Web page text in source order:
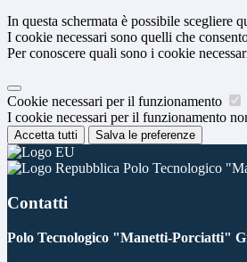
In questa schermata è possibile scegliere
I cookie necessari sono quelli che
Per conoscere quali sono i cookie
Cookie necessari per il funzionamento
I cookie necessari per il funzionamento
Accetta tutti Salva le preferenze
Polo Tecnologico
Contatti
Polo Tecnologico "Manetti-Porciatti"